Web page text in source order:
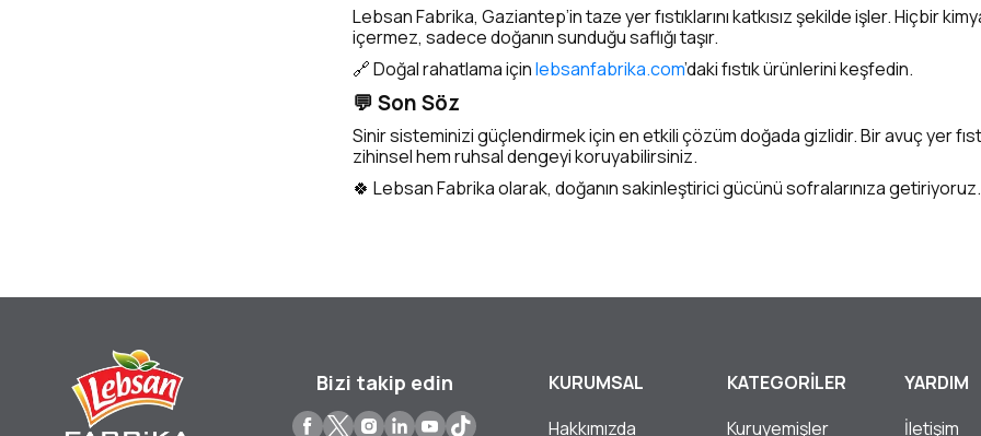
Lebsan Fabrika, Gaziantep’in taze yer fıstıklarını katkısız şekilde işler. Hiçbir
içermez, sadece doğanın sunduğu saflığı taşır.
🔗 Doğal rahatlama içinlebsanfabrika.com’daki fıstık ürünlerini keşfedin.
💬 Son Söz
Sinir sisteminizi güçlendirmek için en etkili çözüm doğada gizlidir. Bir avuç yer
zihinsel hem ruhsal dengeyi koruyabilirsiniz.
🍀 Lebsan Fabrika olarak, doğanın sakinleştirici gücünü sofralarınıza getiriyoruz.
Bizi takip edin
KURUMSAL
Hakkımızda
KATEGORİLER
Kuruyemişler
YARDIM
İletişim